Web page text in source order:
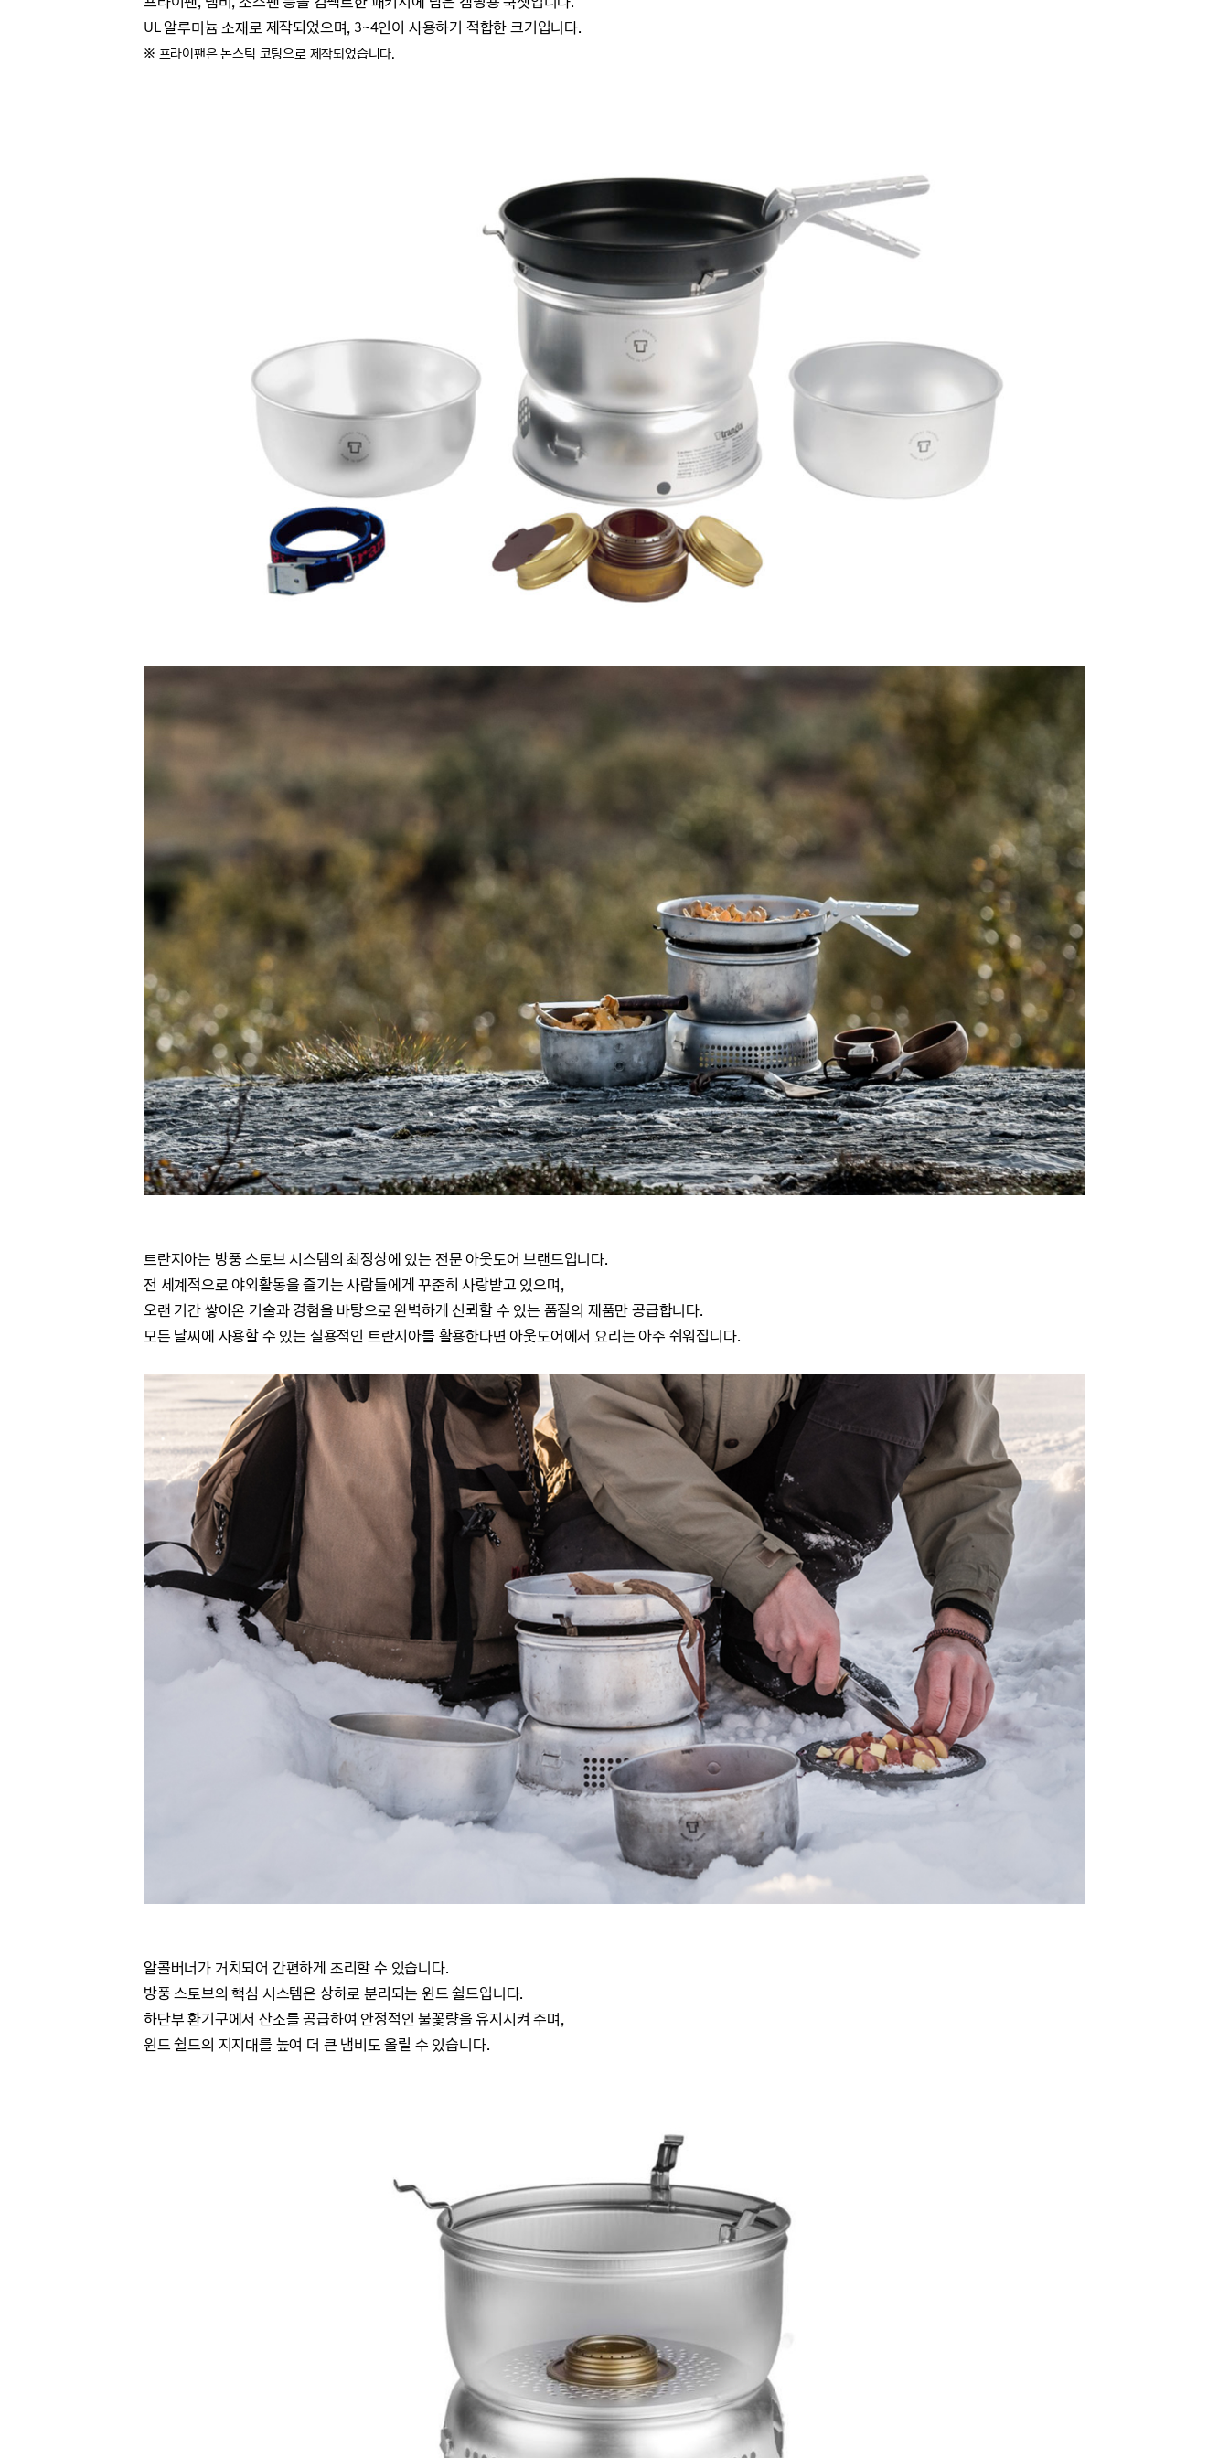
UL 알루미늄 소재로 제작되었으며, 3~4인이 사용하기 적합한 크기입니다.
※ 프라이팬은 논스틱 코팅으로 제작되었습니다.
트란지아는 방풍 스토브 시스템의 최정상에 있는 전문 아웃도어 브랜드입니다.
전 세계적으로 야외활동을 즐기는 사람들에게 꾸준히 사랑받고 있으며,
오랜 기간 쌓아온 기술과 경험을 바탕으로완벽하게 신뢰할 수 있는 품질의 제품만 공급합니다.
모든 날씨에 사용할 수 있는 실용적인 트란지아를 활용한다면 아웃도어에서 요리는 아주 쉬워집니다.
알콜버너가 거치되어 간편하게 조리할 수 있습니다.
방풍 스토브의 핵심 시스템은 상하로 분리되는 윈드 쉴드입니다.
하단부 환기구에서 산소를 공급하여 안정적인 불꽃량을 유지시켜 주며,
윈드 쉴드의 지지대를 높여 더 큰 냄비도 올릴 수 있습니다.